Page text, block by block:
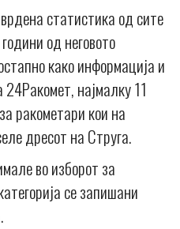
статистика од сите
од неговото
како информација и
најмалку 11
ракометари кои на
дресот на Струга.
во изборот за
се запишани